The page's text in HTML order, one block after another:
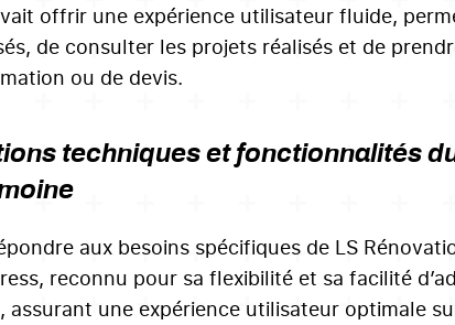
offrir une expérience utilisateur fluide,
de consulter les projets réalisés et de
ou de devis.
techniques et fonctionnalités
aux besoins spécifiques de LS
reconnu pour sa flexibilité et sa facilité
assurant une expérience utilisateur optimale